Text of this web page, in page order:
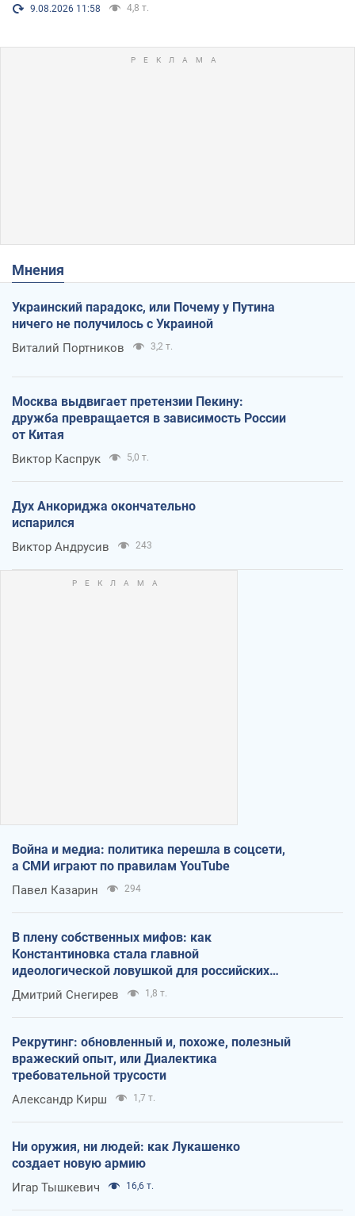
9.08.2026 11:58 4,8 т.
Мнения
Украинский парадокс, или Почему у Путина
ничего не получилось с Украиной
Виталий Портников 3,2 т.
Москва выдвигает претензии Пекину:
дружба превращается в зависимость России
от Китая
Виктор Каспрук 5,0 т.
Дух Анкориджа окончательно
испарился
Виктор Андрусив 243
Война и медиа: политика перешла в соцсети,
а СМИ играют по правилам YouTube
Павел Казарин 294
В плену собственных мифов: как
Константиновка стала главной
идеологической ловушкой для российских
оккупантов
Дмитрий Снегирев 1,8 т.
Рекрутинг: обновленный и, похоже, полезный
вражеский опыт, или Диалектика
требовательной трусости
Александр Кирш 1,7 т.
Ни оружия, ни людей: как Лукашенко
создает новую армию
Игар Тышкевич 16,6 т.